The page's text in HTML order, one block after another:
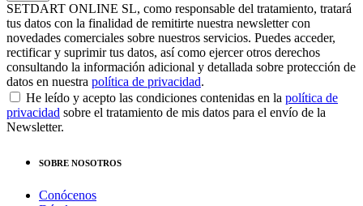
SETDART ONLINE SL, como responsable del tratamiento, tratará
tus datos con la finalidad de remitirte nuestra newsletter con
novedades comerciales sobre nuestros servicios. Puedes acceder,
rectificar y suprimir tus datos, así como ejercer otros derechos
consultando la información adicional y detallada sobre protección de
datos en nuestra política de privacidad.
He leído y acepto las condiciones contenidas en la política de
privacidad sobre el tratamiento de mis datos para el envío de la
Newsletter.
SOBRE NOSOTROS
Conócenos